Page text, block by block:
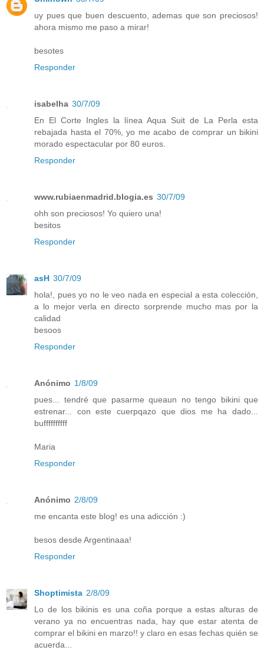
uy pues que buen descuento, ademas que son preciosos!
ahora mismo me paso a mirar!
besotes
Responder
isabelha 30/7/09
En El Corte Ingles la línea Aqua Suit de La Perla esta
rebajada hasta el 70%, yo me acabo de comprar un bikini
morado espectacular por 80 euros.
Responder
www.rubiaenmadrid.blogia.es 30/7/09
ohh son preciosos! Yo quiero una!
besitos
Responder
asH 30/7/09
hola!, pues yo no le veo nada en especial a esta colección,
a lo mejor verla en directo sorprende mucho mas por la
calidad
besoos
Responder
Anónimo 1/8/09
pues... tendré que pasarme queaun no tengo bikini que
estrenar... con este cuerpqazo que dios me ha dado...
buffffffffff
Maria
Responder
Anónimo 2/8/09
me encanta este blog! es una adicción :)
besos desde Argentinaaa!
Responder
Shoptimista 2/8/09
Lo de los bikinis es una coña porque a estas alturas de
verano ya no encuentras nada, hay que estar atenta de
comprar el bikini en marzo!! y claro en esas fechas quién se
acuerda...